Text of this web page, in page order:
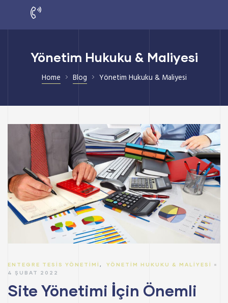
Yönetim Hukuku & Maliyesi
Home Blog Yönetim Hukuku & Maliyesi
ENTEGRE TESIS YÖNETIMI ,YÖNETIM HUKUKU & MALIYESI
4 ŞUBAT 2022
Site Yönetimi İçin Önemli